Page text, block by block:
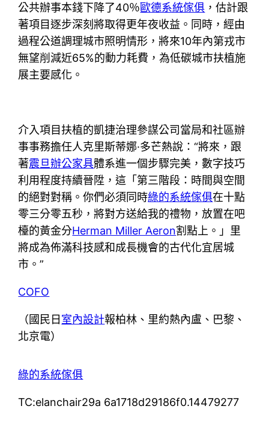
公共辦事本錢下降了40％歐德系統傢俱 ，估計跟
著項目逐步深刻將取得更年夜收益。同時，經由
過程公道調理城市照明情形，將來10年內第戎市
無望削減近65%的動力耗費，為低碳城市扶植施
展主要感化。
介入項目扶植的凱捷治理參謀公司當局和社區辦
事事務擔任人克里斯蒂娜·多芒熱說：“將來，跟
著震旦辦公家具體系進一個步驟完美，數字技巧
利用程度持續晉陞，這「第三階段：時間與空間
的絕對對稱。你們必須同時綠的系統傢俱在十點
零三分零五秒，將對方送給我的禮物，放置在吧
檯的黃金分Herman Miller Aeron割點上。」里
將成為佈滿科技感和成長機會的古代化宜居城
市。”
COFO
（國民日室內設計報柏林、里約熱內盧、巴黎、
北京電）
綠的系統傢俱
TC:elanchair29a 6a1718d29186f0.14479277